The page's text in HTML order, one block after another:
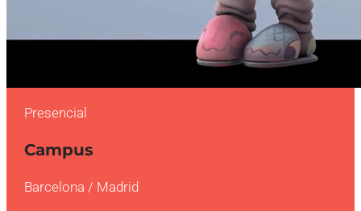
MASTER ANIMACIÓN 3D
Presencial
Campus
Barcelona / Madrid